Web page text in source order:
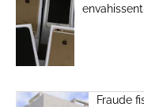
Fraude